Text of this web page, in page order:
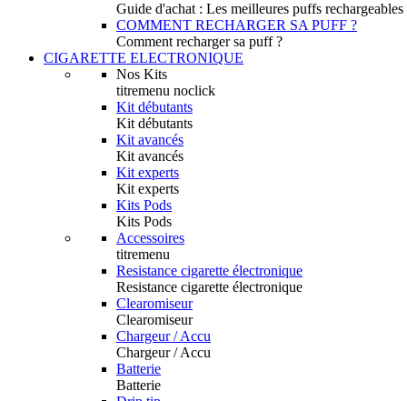
Guide d'achat : Les meilleures puffs rechargeables
COMMENT RECHARGER SA PUFF ?
Comment recharger sa puff ?
CIGARETTE ELECTRONIQUE
Nos Kits
titremenu noclick
Kit débutants
Kit débutants
Kit avancés
Kit avancés
Kit experts
Kit experts
Kits Pods
Kits Pods
Accessoires
titremenu
Resistance cigarette électronique
Resistance cigarette électronique
Clearomiseur
Clearomiseur
Chargeur / Accu
Chargeur / Accu
Batterie
Batterie